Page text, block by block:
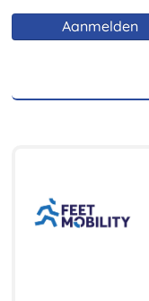
Aanmelden